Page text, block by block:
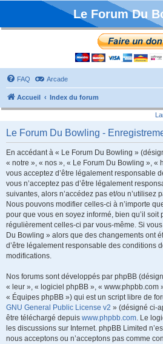
Le Forum Du
FAQ Arcade
Accueil Index du forum
Le Forum Du Bowling -
En accédant à « Le Forum Du Bowling »
« notre », « nos », « Le Forum Du Bowling », «
vous acceptez d’être légalement responsable
vous n’acceptez pas d’être légalement
suivantes, alors n’accédez pas et/ou n’utilisez
Nous pouvons modifier celles-ci à n’importe
pour que vous en soyez informé, bien qu’il soit
régulièrement celles-ci par vous-même. Si
Du Bowling » alors que des changements ont
d’être légalement responsable des conditions
modifications.
Nos forums sont développés par phpBB
« leur », « logiciel phpBB », « www.phpbb.com
« Équipes phpBB ») qui est un script libre de
GNU General Public License v2 » (désigné ci-
être téléchargé depuis www.phpbb.com. Le
les discussions sur Internet. phpBB Limited
nous acceptons ou n’acceptons pas comme